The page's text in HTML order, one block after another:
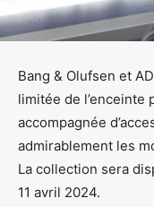
Bang & Olufsen et
limitée de l’enceinte
accompagnée
admirablement les
La collection sera
11 avril 2024.